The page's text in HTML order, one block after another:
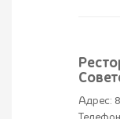
Адрес: